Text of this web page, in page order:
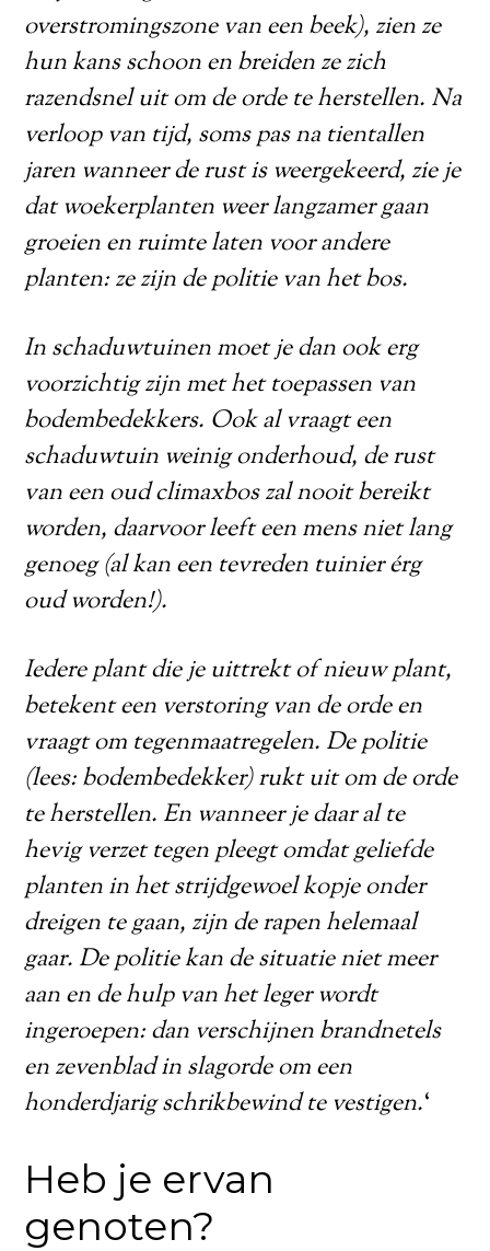
overstromingszone van een beek), zien ze
hun kans schoon en breiden ze zich
razendsnel uit om de orde te herstellen. Na
verloop van tijd, soms pas na tientallen
jaren wanneer de rust is weergekeerd, zie je
dat woekerplanten weer langzamer gaan
groeien en ruimte laten voor andere
planten: ze zijn de politie van het bos.
In schaduwtuinen moet je dan ook erg
voorzichtig zijn met het toepassen van
bodembedekkers. Ook al vraagt een
schaduwtuin weinig onderhoud, de rust
van een oud climaxbos zal nooit bereikt
worden, daarvoor leeft een mens niet lang
genoeg (al kan een tevreden tuinier érg
oud worden!).
Iedere plant die je uittrekt of nieuw plant,
betekent een verstoring van de orde en
vraagt om tegenmaatregelen. De politie
(lees: bodembedekker) rukt uit om de orde
te herstellen. En wanneer je daar al te
hevig verzet tegen pleegt omdat geliefde
planten in het strijdgewoel kopje onder
dreigen te gaan, zijn de rapen helemaal
gaar. De politie kan de situatie niet meer
aan en de hulp van het leger wordt
ingeroepen: dan verschijnen brandnetels
en zevenblad in slagorde om een
honderdjarig schrikbewind te vestigen.‘
Heb je ervan
genoten?